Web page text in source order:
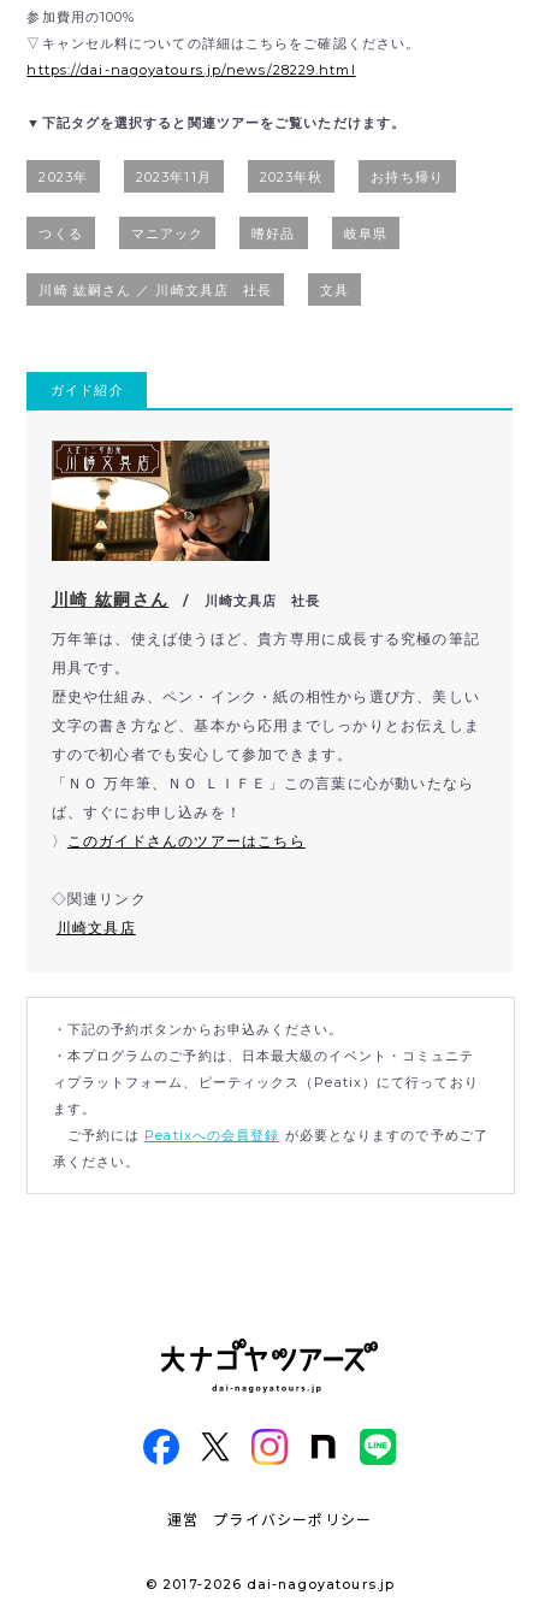
参加費用の100%
▽キャンセル料についての詳細はこちらをご確認ください。
https://dai-nagoyatours.jp/news/28229.html
▼下記タグを選択すると関連ツアーをご覧いただけます。
2023年 2023年11月 2023年秋 お持ち帰り
つくる マニアック 嗜好品 岐阜県
川崎 紘嗣さん ／ 川崎文具店 社長 文具
ガイド紹介
川崎 紘嗣さん / 川崎文具店 社長
万年筆は、使えば使うほど、貴方専用に成長する究極の筆記
用具です。
歴史や仕組み、ペン・インク・紙の相性から選び方、美しい
文字の書き方など、基本から応用までしっかりとお伝えしま
すので初心者でも安心して参加できます。
「ＮＯ 万年筆、ＮＯ ＬＩＦＥ」この言葉に心が動いたなら
ば、すぐにお申し込みを！
〉 このガイドさんのツアーはこちら
◇関連リンク
川崎文具店
・下記の予約ボタンからお申込みください。
・本プログラムのご予約は、日本最大級のイベント・コミュニテ
ィプラットフォーム、ピーティックス（Peatix）にて行っており
ます。
ご予約には Peatixへの会員登録 が必要となりますので予めご了
承ください。
運営 プライバシーポリシー
© 2017-2026 dai-nagoyatours.jp